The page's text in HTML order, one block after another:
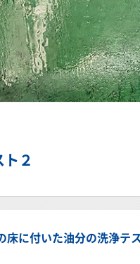
２
床に付いた油分の洗浄テ